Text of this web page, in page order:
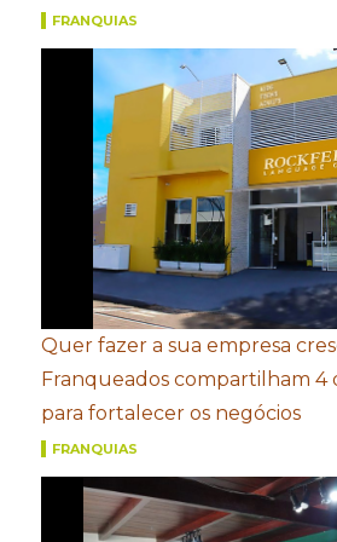
FRANQUIAS
Quer fazer a sua empresa
Franqueados compartilham 4
para fortalecer os negócios
FRANQUIAS